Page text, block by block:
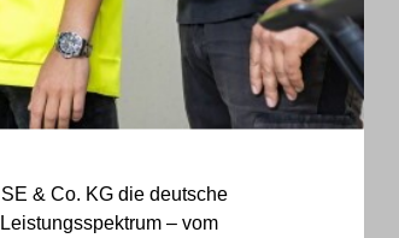
& Co. KG die deutsche
– vom